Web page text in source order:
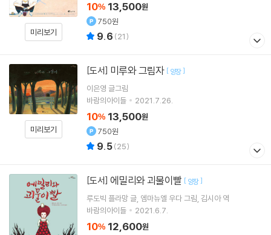
미리보기
10% 13,500원
750원
9.6 (21)
미리보기
[도서] 미루와 그림자 [ 양장]
이은영 글그림
바람의아이들
2021.7.26.
10% 13,500원
750원
9.5(25)
[도서] 에밀리와 괴물이빨 [ 양장]
루도빅 플라망글 엠마뉴엘 우다그림 김시아역
바람의아이들
2021.6.7.
10% 12,600원